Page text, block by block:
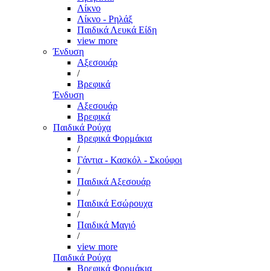
Λίκνο
Λίκνο - Ρηλάξ
Παιδικά Λευκά Είδη
view more
Ένδυση
Αξεσουάρ
/
Βρεφικά
Ένδυση
Αξεσουάρ
Βρεφικά
Παιδικά Ρούχα
Βρεφικά Φορμάκια
/
Γάντια - Κασκόλ - Σκούφοι
/
Παιδικά Αξεσουάρ
/
Παιδικά Εσώρουχα
/
Παιδικά Μαγιό
/
view more
Παιδικά Ρούχα
Βρεφικά Φορμάκια